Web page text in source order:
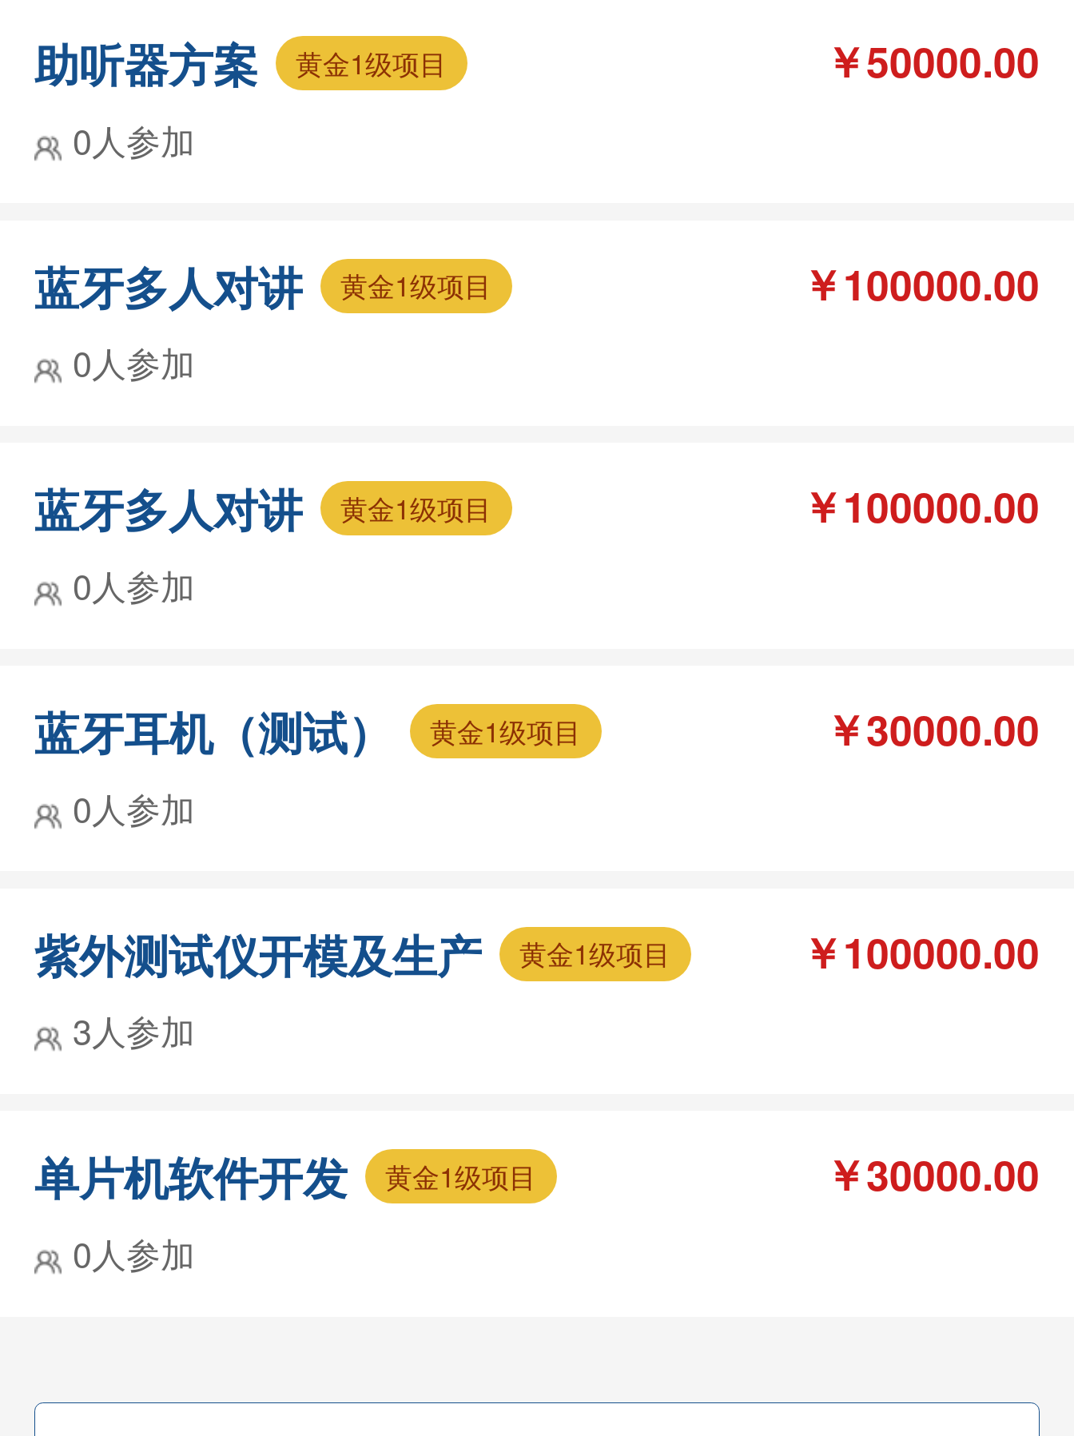
助听器方案 黄金1级项目
0人参加
￥50000.00
蓝牙多人对讲 黄金1级项目
0人参加
￥100000.00
蓝牙多人对讲 黄金1级项目
0人参加
￥100000.00
蓝牙耳机（测试） 黄金1级项目
0人参加
￥30000.00
紫外测试仪开模及生产 黄金1级项目
3人参加
￥100000.00
单片机软件开发 黄金1级项目
0人参加
￥30000.00